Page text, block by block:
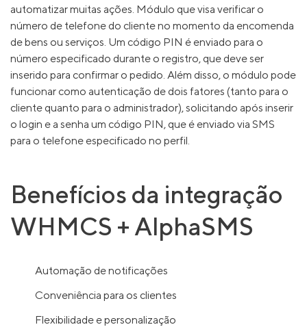
automatizar muitas ações. Módulo que visa verificar o
número de telefone do cliente no momento da encomenda
de bens ou serviços. Um código PIN é enviado para o
número especificado durante o registro, que deve ser
inserido para confirmar o pedido. Além disso, o módulo pode
funcionar como autenticação de dois fatores (tanto para o
cliente quanto para o administrador), solicitando após inserir
o login e a senha um código PIN, que é enviado via SMS
para o telefone especificado no perfil.
Benefícios da integração
WHMCS + AlphaSMS
Automação de notificações
Conveniência para os clientes
Flexibilidade e personalização